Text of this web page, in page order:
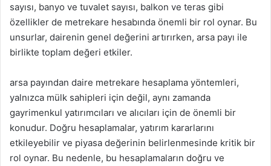
sayısı, banyo ve tuvalet sayısı, balkon ve teras gibi
özellikler de metrekare hesabında önemli bir rol oynar. Bu
unsurlar, dairenin genel değerini artırırken, arsa payı ile
birlikte toplam değeri etkiler.
arsa payından daire metrekare hesaplama yöntemleri,
yalnızca mülk sahipleri için değil, aynı zamanda
gayrimenkul yatırımcıları ve alıcıları için de önemli bir
konudur. Doğru hesaplamalar, yatırım kararlarını
etkileyebilir ve piyasa değerinin belirlenmesinde kritik bir
rol oynar. Bu nedenle, bu hesaplamaların doğru ve